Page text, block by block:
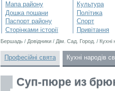
Мапа району
Дошка пошани
Паспорт району
Сторінками історії
Культура
Політика
Спорт
Привітання
Бершадь / Довідники / Дім. Сад. Город. / Кухні
Професійні свята Кухні народів
Суп-пюре из